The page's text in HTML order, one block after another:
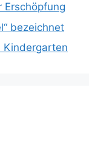
Erschöpfung
bezeichnet
Kindergarten